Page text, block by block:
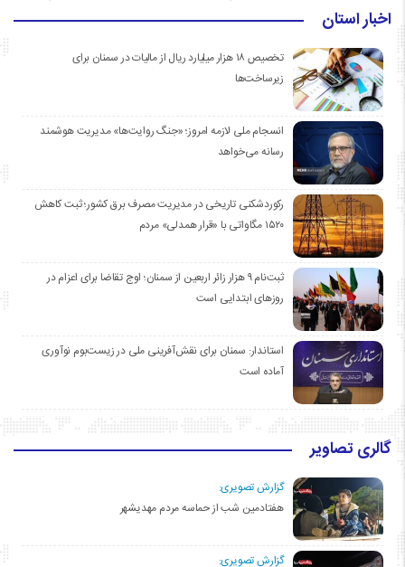
اخبار استان
تخصیص ۱۸ هزار میلیارد ریال از مالیات در سمنان برای
زیرساخت‌ها
انسجام ملی لازمه امروز؛ «جنگ روایت‌ها» مدیریت هوشمند
رسانه می‌خواهد
رکوردشکنی تاریخی در مدیریت مصرف برق کشور؛ ثبت کاهش
۱۵۲۰ مگاواتی با «قرار همدلی» مردم
ثبت‌نام ۹ هزار زائر اربعین از سمنان؛ اوج تقاضا برای اعزام در
روزهای ابتدایی است
استاندار: سمنان برای نقش‌آفرینی ملی در زیست‌بوم نوآوری
آماده است
گالری تصاویر
گزارش تصویری:
هفتادمین شب از حماسه مردم مهدیشهر
گزارش تصویری: